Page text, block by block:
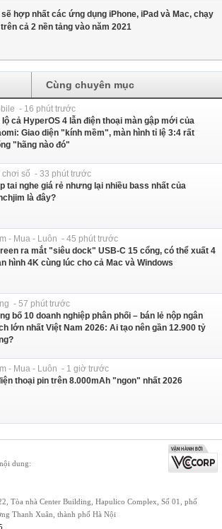
hợp nhất các ứng dụng iPhone, iPad và Mac, chạy
cả 2 nền tảng vào năm 2021
Cùng chuyên mục
- 16 phút trước
cả HyperOS 4 lẫn điện thoại màn gập mới của
Giao diện "kính mềm", màn hình tỉ lệ 3:4 rất
"hãng nào đó"
số - 33 phút trước
tai nghe giá rẻ nhưng lại nhiều bass nhất của
là đây?
- Mua - Luôn - 45 phút trước
ra mắt "siêu dock" USB-C 15 cổng, có thể xuất 4
hình 4K cùng lúc cho cả Mac và Windows
- 57 phút trước
bố 10 doanh nghiệp phân phối – bán lẻ nộp ngân
lớn nhất Việt Nam 2026: Ai tạo nên gần 12.900 tỷ
- Mua - Luôn - 1 giờ trước
thoại pin trên 8.000mAh "ngon" nhất 2026
dung:
Tòa nhà Center Building, Hapulico Complex, Số 01, phố
Thanh Xuân, thành phố Hà Nội